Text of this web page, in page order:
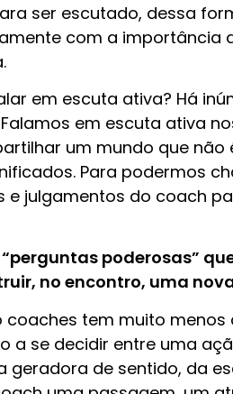
ser escutado, dessa
com a importância
em escuta ativa? Há
em escuta ativa
um mundo que não
Para podermos
julgamentos do coach
poderosas”
no encontro, uma
coaches tem muito
a se decidir entre uma
geradora de sentido, da